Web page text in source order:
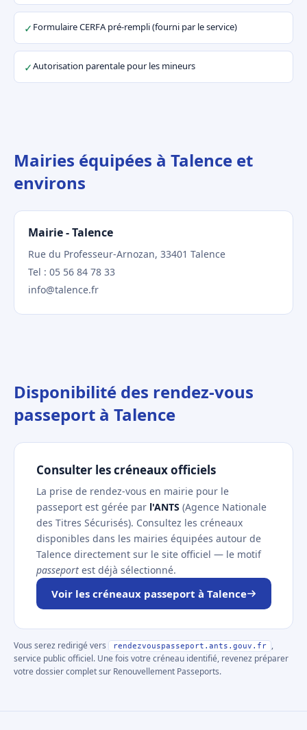
✓ Formulaire CERFA pré-rempli (fourni par le service)
✓Autorisation parentale pour les mineurs
Mairies équipées à Talence et
environs
Mairie - Talence
Rue du Professeur-Arnozan, 33401 Talence
Tel : 05 56 84 78 33
info@talence.fr
Disponibilité des rendez-vous
passeport à Talence
Consulter les créneaux officiels
La prise de rendez-vous en mairie pour le
passeport est gérée par l'ANTS (Agence Nationale
des Titres Sécurisés). Consultez les créneaux
disponibles dans les mairies équipées autour de
Talence directement sur le site officiel — le motif
passeport est déjà sélectionné.
Voir les créneaux passeport à Talence
Vous serez redirigé vers rendezvouspasseport.ants.gouv.fr
,
service public officiel. Une fois votre créneau identifié, revenez préparer
votre dossier complet sur Renouvellement Passeports.